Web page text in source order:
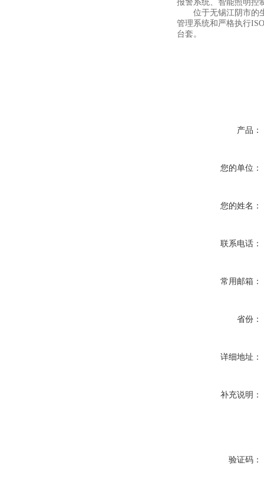
报警系统、智能照明控
位于无锡江阴市的生
管理系统和严格执行
台套。
产品：
您的单位：
您的姓名：
联系电话：
常用邮箱：
省份：
详细地址：
补充说明：
验证码：